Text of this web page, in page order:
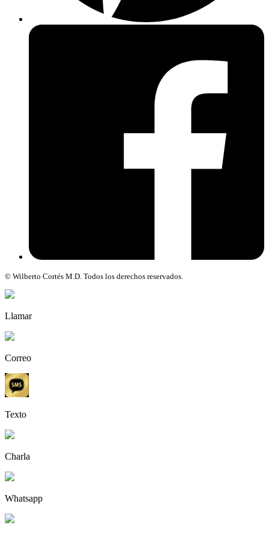
© Wilberto Cortés M.D. Todos los derechos reservados.
Llamar
Correo
Texto
Charla
Whatsapp